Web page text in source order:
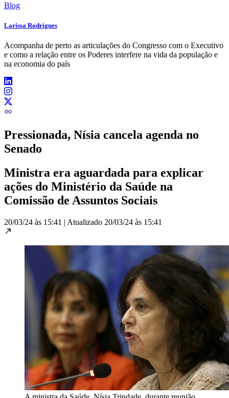
Blog
Larissa Rodrigues
Acompanha de perto as articulações do Congresso com o Executivo
e como a relação entre os Poderes interfere na vida da população e
na economia do país
Pressionada, Nísia cancela agenda no
Senado
Ministra era aguardada para explicar
ações do Ministério da Saúde na
Comissão de Assuntos Sociais
20/03/24 às 15:41 | Atualizado 20/03/24 às 15:41